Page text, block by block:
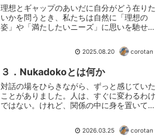
理想とギャップのあいだに自分がどう在りた
いかを問うとき、私たちは自然に「理想の
姿」や「満たしたいニーズ」に思いを馳せま
ギャップ」が立ち上がります。そのギャップ
をどう感じるかがとても大切です。ときにそ
2025.08.20 corotan
３．Nukadokoとは何か
対話の場をひらきながら、ずっと感じていた
ことがありました。人は、すぐに変わるわけ
ではない。けれど、関係の中に身を置いてい
2026.03.25 corotan